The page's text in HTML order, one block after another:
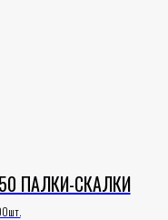
ПАЛКИ-СКАЛКИ